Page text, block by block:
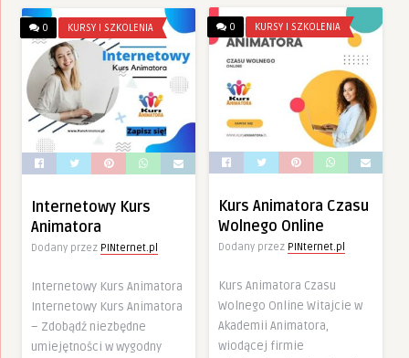
0 KURSY I SZKOLENIA
Kurs Animatora Czasu
Wolnego Online
Dodany przez PINternet.pl
Kurs Animatora Czasu
Wolnego Online Witajcie w
Akademii Animatora,
wiodącej firmie
0 KURSY I SZKOLENIA
Internetowy Kurs
Animatora
Dodany przez PINternet.pl
Internetowy Kurs Animatora
Internetowy Kurs Animatora
– Zdobądź niezbędne
umiejętności w wygodny